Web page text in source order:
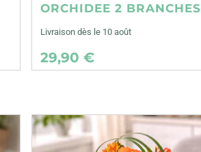
ORCHIDEE 2 BRANCHES
Livraison dès le 10 août
29,90 €